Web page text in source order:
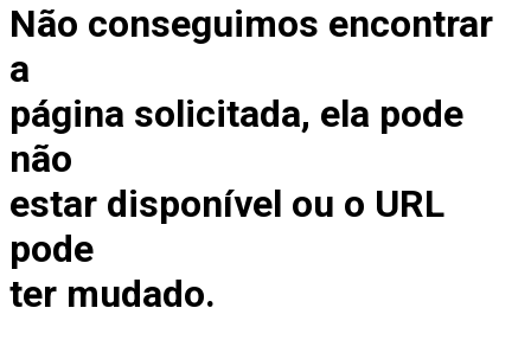
Não conseguimos encontrar
a
página solicitada, ela pode
não
estar disponível ou o URL
pode
ter mudado.